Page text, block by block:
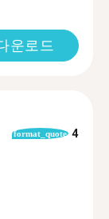
운로드
format_quote 4